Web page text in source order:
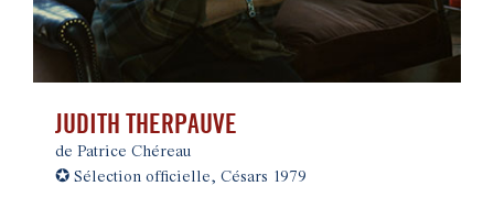
JUDITH THERPAUVE
de Patrice Chéreau
✪ Sélection officielle, Césars 1979